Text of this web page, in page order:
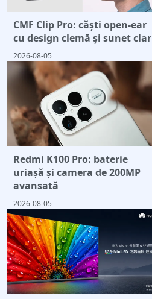
CMF Clip Pro: căști open-ear
cu design clemă și sunet clar
2026-08-05
Redmi K100 Pro: baterie
uriașă și camera de 200MP
avansată
2026-08-05